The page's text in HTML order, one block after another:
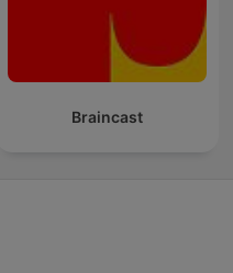
Braincast